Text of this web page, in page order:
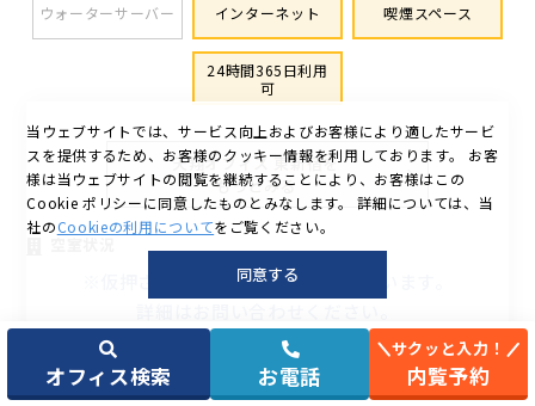
オフィス検索 お電話
サクッと入力！
内覧予約
ウォーターサーバー インターネット 喫煙スペース
24時間365日利用
可
天翔オフィス 東新宿を
もっとみる
※仮押さえが入っている場合がございます。
※料金は消費税を含みます。
空室状況
番号
広さ 部屋タイプ 月額合計
当ウェブサイトでは、サービス向上およびお客様により適したサービ
スを提供するため、お客様のクッキー情報を利用しております。
お客
様は当ウェブサイトの閲覧を継続することにより、お客様はこの
Cookie ポリシーに同意したものとみなします。
詳細については、当
社のCookieの利用についてをご覧ください。
同意する